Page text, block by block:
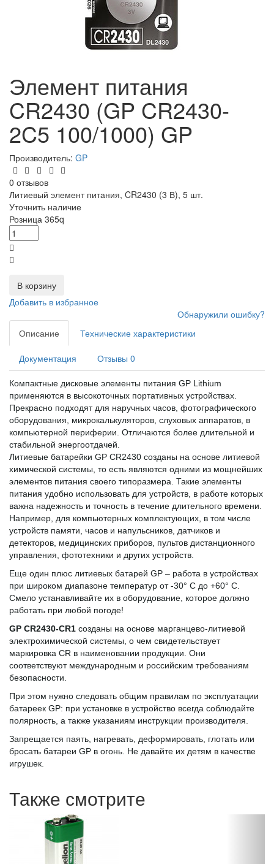
Элемент питания
CR2430 (GP CR2430-
2C5 100/1000) GP
Производитель: GP
0 отзывов
Литиевый элемент питания, CR2430 (3 В), 5 шт.
Уточнить наличие
Розница 365q
В корзину
Добавить в избранное
Обнаружили ошибку?
Описание
Технические характеристики
Документация Отзывы 0
Компактные дисковые элементы питания GP Lithium
применяются в высокоточных портативных устройствах.
Прекрасно подходят для наручных часов, фотографического
оборудования, микрокалькуляторов, слуховых аппаратов, в
компьютерной периферии. Отличаются более длительной и
стабильной энергоотдачей.
Литиевые батарейки GP CR2430 созданы на основе литиевой
химической системы, то есть являются одними из мощнейших
элементов питания своего типоразмера. Такие элементы
питания удобно использовать для устройств, в работе которых
важна надежность и точность в течение длительного времени.
Например, для компьютерных комплектующих, в том числе
устройств памяти, часов и напульсников, датчиков и
детекторов, медицинских приборов, пультов дистанционного
управления, фототехники и других устройств.
Еще один плюс литиевых батарей GP – работа в устройствах
при широком диапазоне температур от -30° C до +60° C.
Смело устанавливайте их в оборудование, которое должно
работать при любой погоде!
GP CR2430-CR1 созданы на основе марганцево-литиевой
электрохимической системы, о чем свидетельствует
маркировка CR в наименовании продукции. Они
соответствуют международным и российским требованиям
безопасности.
При этом нужно следовать общим правилам по эксплуатации
батареек GP: при установке в устройство всегда соблюдайте
полярность, а также указаниям инструкции производителя.
Запрещается паять, нагревать, деформировать, глотать или
бросать батареи GP в огонь. Не давайте их детям в качестве
игрушек.
Также смотрите